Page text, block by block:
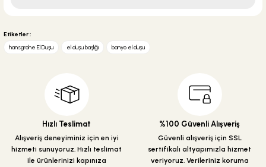
yetersiz gördüğünüz noktaları öneri formunu kullanarak tarafımıza
Görüş ve önerileriniz için teşekkür ederiz.
Ürün resmi kalitesiz, bozuk veya görüntülenemiyor.
Ürün açıklamasında eksik bilgiler bulunuyor.
Ürün fiyatı diğer sitelerden daha pahalı.
Bu ürüne benzer farklı alternatifler olmalı.
Etiketler :
hansgrohe El Duşu
el duşu başlığı banyo el duşu
Hızlı Teslimat
Alışveriş deneyiminiz için en iyi
hizmeti sunuyoruz. Hızlı teslimat
ile ürünlerinizi kapınıza
%100 Güvenli Alışveriş
Güvenli alışveriş için SSL
sertifikalı altyapımızla hizmet
veriyoruz. Verileriniz koruma